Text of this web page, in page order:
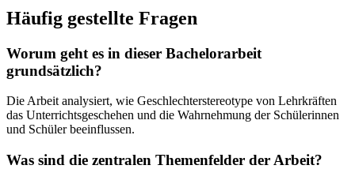
Häufig gestellte Fragen
Worum geht es in dieser Bachelorarbeit
grundsätzlich?
Die Arbeit analysiert, wie Geschlechterstereotype von Lehrkräften
das Unterrichtsgeschehen und die Wahrnehmung der Schülerinnen
und Schüler beeinflussen.
Was sind die zentralen Themenfelder der Arbeit?